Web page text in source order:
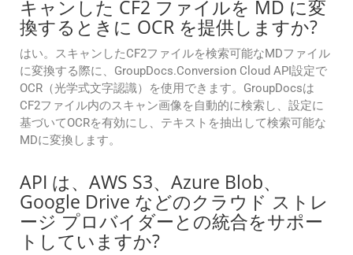
キャンした CF2 ファイルを MD に変
換するときに OCR を提供しますか?
はい。スキャンしたCF2ファイルを検索可能なMDファイル
に変換する際に、GroupDocs.Conversion Cloud API設定で
OCR（光学式文字認識）を使用できます。GroupDocsは
CF2ファイル内のスキャン画像を自動的に検索し、設定に
基づいてOCRを有効にし、テキストを抽出して検索可能な
MDに変換します。
API は、AWS S3、Azure Blob、
Google Drive などのクラウド ストレ
ージ プロバイダーとの統合をサポー
トしていますか?